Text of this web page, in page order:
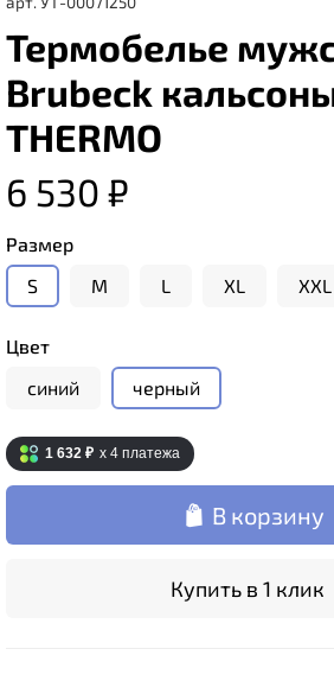
Термобелье
Brubeck
THERMO
6 530 ₽
Размер
S
M L XL XXL
Цвет
синий
черный
1 632 ₽ x 4 платежа
В корзину
Купить в 1 клик